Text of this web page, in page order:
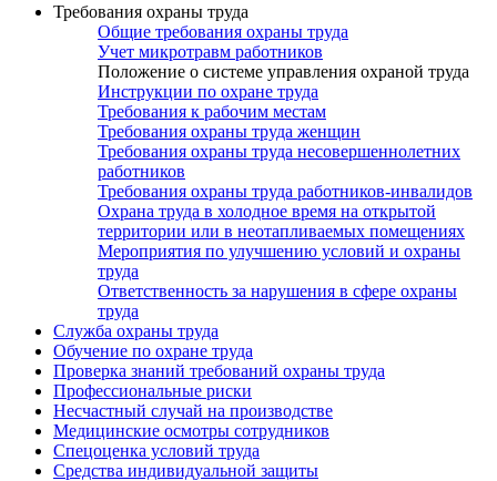
Требования охраны труда
Общие требования охраны труда
Учет микротравм работников
Положение о системе управления охраной труда
Инструкции по охране труда
Требования к рабочим местам
Требования охраны труда женщин
Требования охраны труда несовершеннолетних
работников
Требования охраны труда работников-инвалидов
Охрана труда в холодное время на открытой
территории или в неотапливаемых помещениях
Мероприятия по улучшению условий и охраны
труда
Ответственность за нарушения в сфере охраны
труда
Служба охраны труда
Обучение по охране труда
Проверка знаний требований охраны труда
Профессиональные риски
Несчастный случай на производстве
Медицинские осмотры сотрудников
Спецоценка условий труда
Средства индивидуальной защиты